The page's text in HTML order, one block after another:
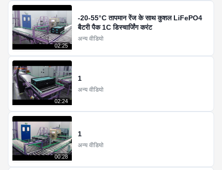
02:25
-20-55°C तापमान रेंज के साथ कुशल LiFePO4
बैटरी पैक 1C डिस्चार्जिंग करंट
अन्य वीडियो
02:24
1
अन्य वीडियो
00:28
1
अन्य वीडियो